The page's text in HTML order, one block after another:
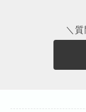
＼